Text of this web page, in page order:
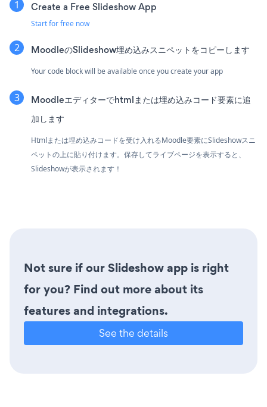
Create a Free Slideshow App
Start for free now
MoodleのSlideshow埋め込みスニペットをコピーします
Your code block will be available once you create your app
Moodleエディターでhtmlまたは埋め込みコード要素に追
加します
Htmlまたは埋め込みコードを受け入れるMoodle要素にSlideshowスニ
ペットの上に貼り付けます。保存してライブページを表示すると、
Slideshowが表示されます！
Not sure if our Slideshow app is right
for you? Find out more about its
features and integrations.
See the details